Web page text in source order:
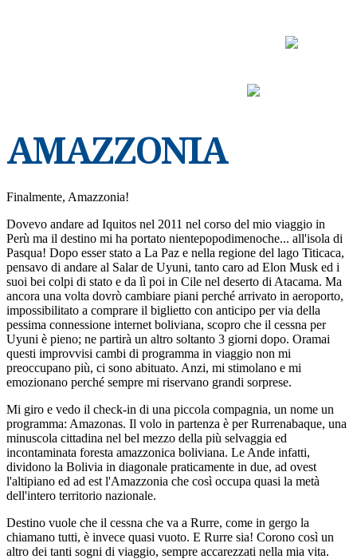
AMAZZONIA
Finalmente, Amazzonia!
Dovevo andare ad Iquitos nel 2011 nel corso del mio viaggio in
Perù ma il destino mi ha portato nientepopodimenoche... all'isola di
Pasqua! Dopo esser stato a La Paz e nella regione del lago Titicaca,
pensavo di andare al Salar de Uyuni, tanto caro ad Elon Musk ed i
suoi bei colpi di stato e da lì poi in Cile nel deserto di Atacama. Ma
ancora una volta dovrò cambiare piani perché arrivato in aeroporto,
impossibilitato a comprare il biglietto con anticipo per via della
pessima connessione internet boliviana, scopro che il cessna per
Uyuni è pieno; ne partirà un altro soltanto 3 giorni dopo. Oramai
questi improvvisi cambi di programma in viaggio non mi
preoccupano più, ci sono abituato. Anzi, mi stimolano e mi
emozionano perché sempre mi riservano grandi sorprese.
Mi giro e vedo il check-in di una piccola compagnia, un nome un
programma: Amazonas. Il volo in partenza è per Rurrenabaque, una
minuscola cittadina nel bel mezzo della più selvaggia ed
incontaminata foresta amazzonica boliviana. Le Ande infatti,
dividono la Bolivia in diagonale praticamente in due, ad ovest
l'altipiano ed ad est l'Amazzonia che così occupa quasi la metà
dell'intero territorio nazionale.
Destino vuole che il cessna che va a Rurre, come in gergo la
chiamano tutti, è invece quasi vuoto. E Rurre sia! Corono così un
altro dei tanti sogni di viaggio, sempre accarezzati nella mia vita.